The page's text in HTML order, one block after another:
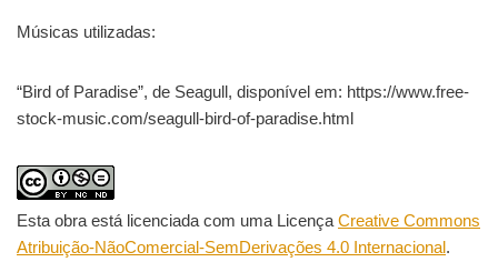
Músicas utilizadas:
“Bird of Paradise”, de Seagull, disponível em: https://www.free-
stock-music.com/seagull-bird-of-paradise.html
Esta obra está licenciada com uma Licença Creative Commons
Atribuição-NãoComercial-SemDerivações 4.0 Internacional.